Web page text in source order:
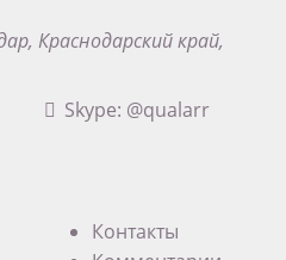
Краснодарский край,
Skype: @qualarr
Контакты